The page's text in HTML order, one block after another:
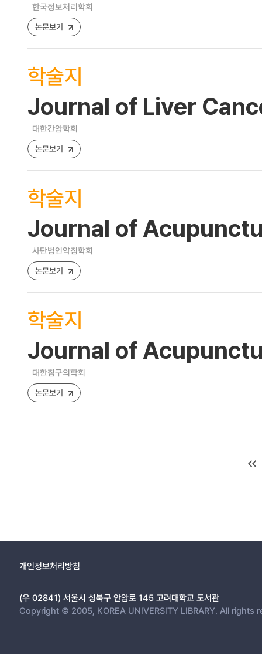
한국정보처리학회
논문보기
학술지
Journal of Liver
대한간암학회
논문보기
학술지
Journal of
사단법인약침학회
논문보기
학술지
Journal of
대한침구의학회
논문보기
개인정보처리방침
(우 02841) 서울시 성북구 안암로 145 고려대학교 도서관
Copyright © 2005, KOREA UNIVERSITY LIBRARY. All rights